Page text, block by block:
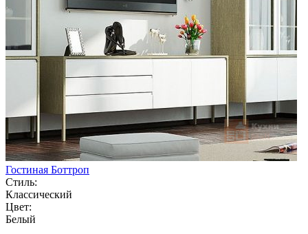
Гостиная Боттроп
Стиль:
Классический
Цвет:
Белый